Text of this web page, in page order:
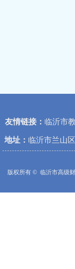
地址： 临沂市兰山
友情链接： 临沂市
版权所有 © 临沂市高级